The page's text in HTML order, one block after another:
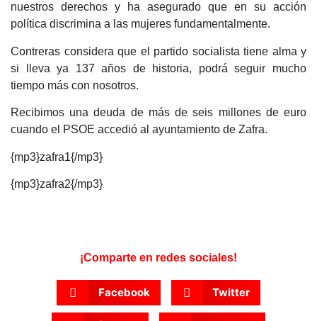
nuestros derechos y ha asegurado que en su acción
política discrimina a las mujeres fundamentalmente.
Contreras considera que el partido socialista tiene alma y
si lleva ya 137 años de historia, podrá seguir mucho
tiempo más con nosotros.
Recibimos una deuda de más de seis millones de euro
cuando el PSOE accedió al ayuntamiento de Zafra.
{mp3}zafra1{/mp3}
{mp3}zafra2{/mp3}
¡Comparte en redes sociales!
Facebook Twitter